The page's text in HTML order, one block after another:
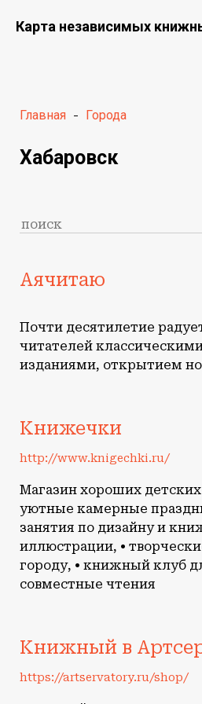
Карта независимых
Главная - Города
Хабаровск
Аячитаю
Почти десятилетие
читателей
изданиями, открытием
Книжечки
http://www.knigechki.ru/
Магазин хороших детских
уютные камерные
занятия по дизайну и
иллюстрации, •
городу, • книжный клуб
совместные чтения
Книжный в
https://artservatory.ru/shop/